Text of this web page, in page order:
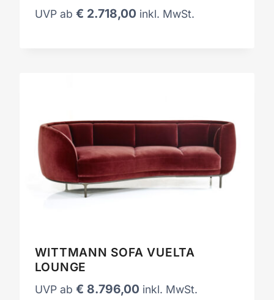
UVP ab € 2.718,00 inkl. MwSt.
WITTMANN SOFA VUELTA
LOUNGE
UVP ab € 8.796,00 inkl. MwSt.